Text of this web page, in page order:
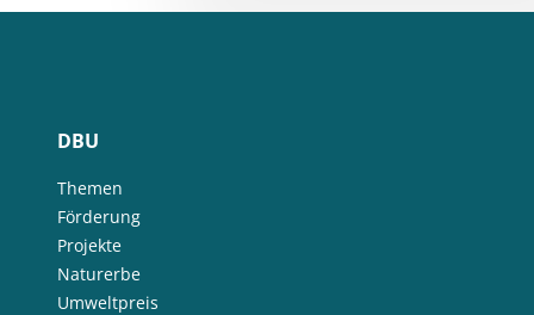
DBU
Themen
Förderung
Projekte
Naturerbe
Umweltpreis